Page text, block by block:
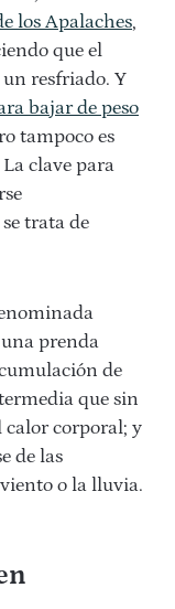
los Apalaches,
que el
resfriado. Y
bajar de peso
tampoco es
clave para
trata de
prenda
de
que sin
calor corporal; y
de las
o la lluvia.